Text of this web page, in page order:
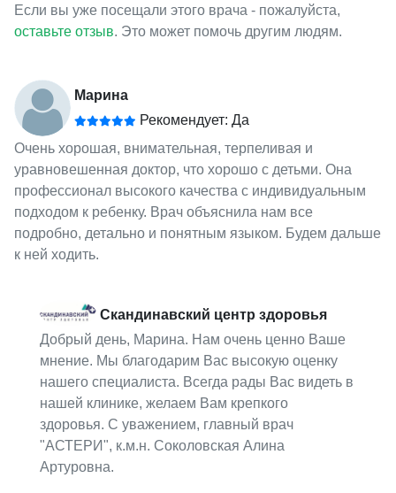
Если вы уже посещали этого врача - пожалуйста,
оставьте отзыв. Это может помочь другим людям.
Марина
Рекомендует: Да
Очень хорошая, внимательная, терпеливая и
уравновешенная доктор, что хорошо с детьми. Она
профессионал высокого качества с индивидуальным
подходом к ребенку. Врач объяснила нам все
подробно, детально и понятным языком. Будем дальше
к ней ходить.
Скандинавский центр здоровья
Добрый день, Марина. Нам очень ценно Ваше
мнение. Мы благодарим Вас высокую оценку
нашего специалиста. Всегда рады Вас видеть в
нашей клинике, желаем Вам крепкого
здоровья. С уважением, главный врач
"АСТЕРИ", к.м.н. Соколовская Алина
Артуровна.